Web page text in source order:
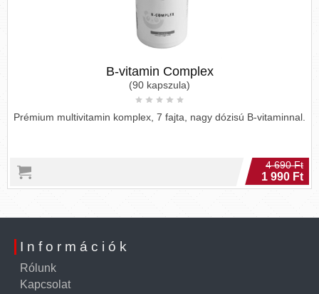
B-vitamin Complex
(90 kapszula)
Prémium multivitamin komplex, 7 fajta, nagy dózisú B-vitaminnal.
4 690 Ft
1 990 Ft
Információk
Rólunk
Kapcsolat